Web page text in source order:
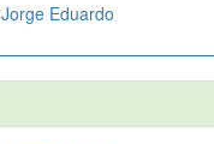
Eduardo